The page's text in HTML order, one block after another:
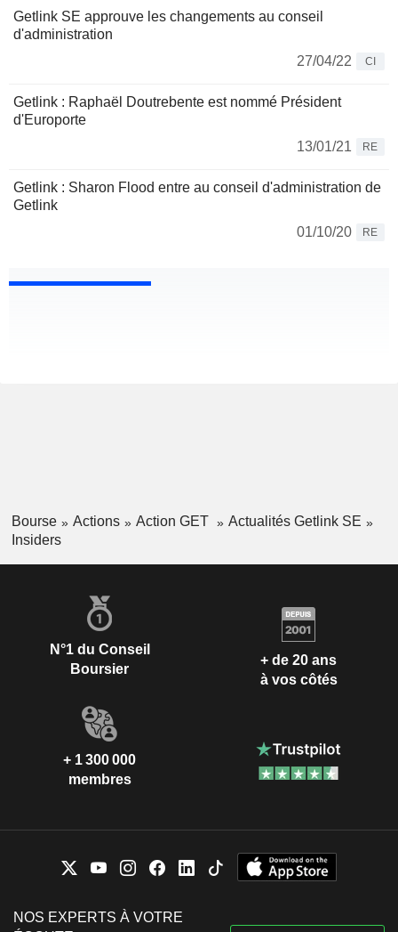
Getlink SE approuve les changements au conseil
d'administration
27/04/22
CI
Getlink : Raphaël Doutrebente est nommé Président
d'Europorte
13/01/21
RE
Getlink : Sharon Flood entre au conseil d'administration de
Getlink
01/10/20
RE
Bourse Actions Action GET
Actualités Getlink SE
Insiders
N°1 du Conseil
Boursier
+ de 20 ans
à vos côtés
+ 1 300 000
membres
NOS EXPERTS À VOTRE